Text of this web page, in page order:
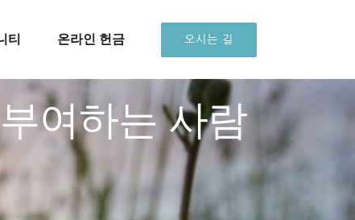
티 온라인 헌금 오시는 길
여하는 사람